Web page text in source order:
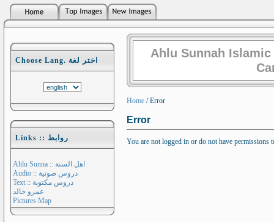
Choose Lang. اختر لغة
Links :: روابط
Ahlu Sunna :: اهل السنة
Audio :: دروس صوتية
Text :: دروس مكتوبة
عمرو خالد
Pictures Map
Ahlu Sunnah
Home / Error
Error
You are not logged in or do not have permissions